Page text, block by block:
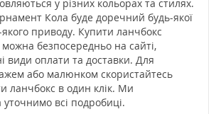
у різних кольорах та стилях.
Кола буде доречний будь-якої
приводу. Купити ланчбокс
безпосередньо на сайті,
види оплати та доставки. Для
або малюнком скористайтесь
ланчбокс в один клік. Ми
всі подробиці.